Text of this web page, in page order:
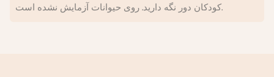
کودکان دور نگه دارید. روی حیوانات آزمایش نشده است.